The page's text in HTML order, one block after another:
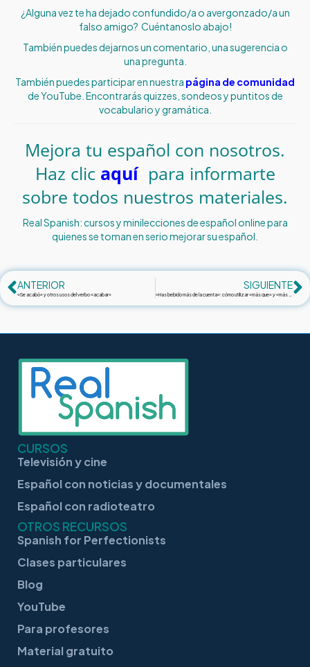
¿Alguna vez te ha dejado confundido/a o avergonzado/a un
falso amigo? Cuéntanoslo abajo!
También puedes dejarnos un comentario, una sugerencia o
una pregunta.
También puedes participar en nuestra página de comunidad
de YouTube. Encontrarás quizzes, sondeos y puntitos de
vocabulario y gramática.
Mejora tu español con nosotros.
Haz clic aquí para informarte
sobre todos nuestros materiales.
Real Spanish: cursos y minilecciones de español online para
quienes se toman en serio mejorar su español.
ANTERIOR
«Se acabó» y otros usos del verbo «acabar»
SIGUIENTE
«Has bebido más de la cuenta»: cómo utilizar «más que» y «más de»
CURSOS
Televisión y cine
Español con noticias y documentales
Español con radioteatro
OTROS RECURSOS
Spanish for Perfectionists
Clases particulares
Blog
YouTube
Para profesores
Material gratuito